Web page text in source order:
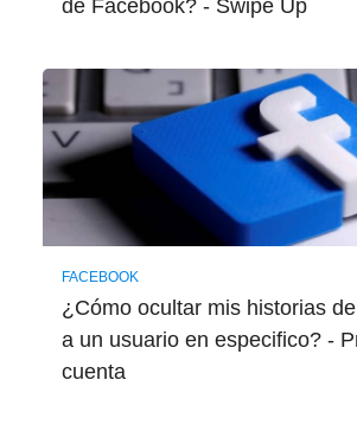
de Facebook? - Swipe Up
FACEBOOK
¿Cómo ocultar mis historias
a un usuario en especifico? -
cuenta